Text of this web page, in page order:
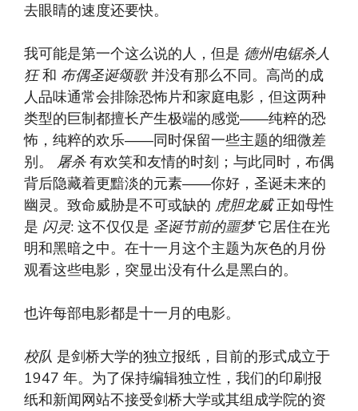
去眼睛的速度还要快。
我可能是第一个这么说的人，但是 德州电锯杀人
狂和 布偶圣诞颂歌并没有那么不同。高尚的成
人品味通常会排除恐怖片和家庭电影，但这两种
类型的巨制都擅长产生极端的感觉——纯粹的恐
怖，纯粹的欢乐——同时保留一些主题的细微差
别。 屠杀有欢笑和友情的时刻；与此同时，布偶
背后隐藏着更黯淡的元素——你好，圣诞未来的
幽灵。致命威胁是不可或缺的 虎胆龙威正如母性
是 闪灵: 这不仅仅是 圣诞节前的噩梦它居住在光
明和黑暗之中。在十一月这个主题为灰色的月份
观看这些电影，突显出没有什么是黑白的。
也许每部电影都是十一月的电影。
校队 是剑桥大学的独立报纸，目前的形式成立于
1947 年。为了保持编辑独立性，我们的印刷报
纸和新闻网站不接受剑桥大学或其组成学院的资